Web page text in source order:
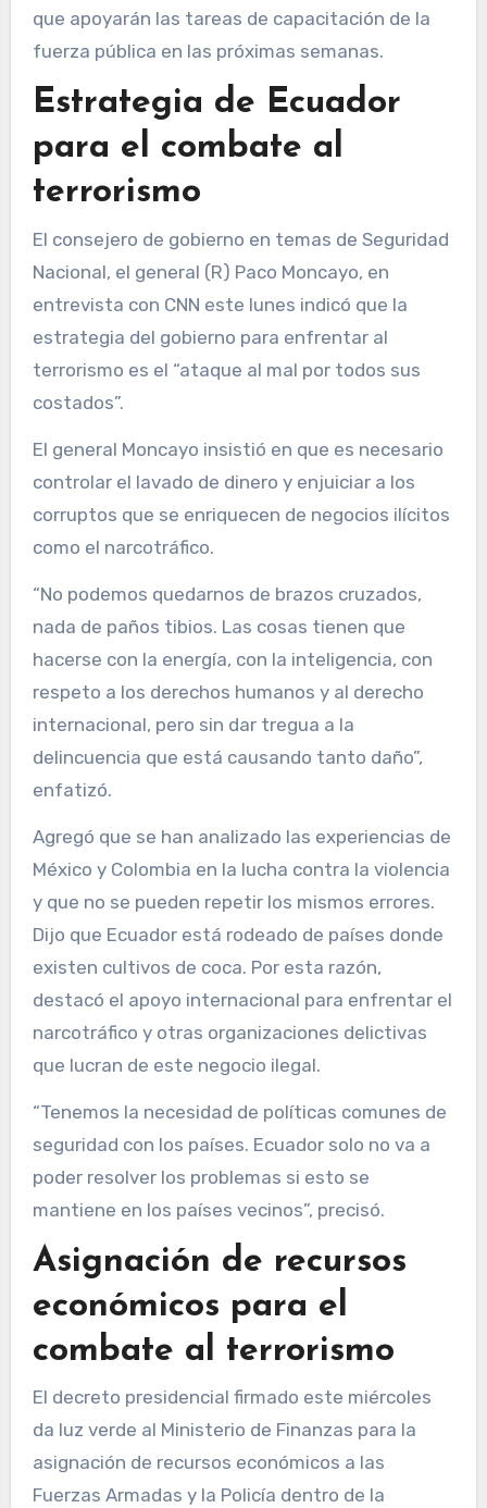
que apoyarán las tareas de capacitación de la
fuerza pública en las próximas semanas.
Estrategia de Ecuador
para el combate al
terrorismo
El consejero de gobierno en temas de Seguridad
Nacional, el general (R) Paco Moncayo, en
entrevista con CNN este lunes indicó que la
estrategia del gobierno para enfrentar al
terrorismo es el “ataque al mal por todos sus
costados”.
El general Moncayo insistió en que es necesario
controlar el lavado de dinero y enjuiciar a los
corruptos que se enriquecen de negocios ilícitos
como el narcotráfico.
“No podemos quedarnos de brazos cruzados,
nada de paños tibios. Las cosas tienen que
hacerse con la energía, con la inteligencia, con
respeto a los derechos humanos y al derecho
internacional, pero sin dar tregua a la
delincuencia que está causando tanto daño”,
enfatizó.
Agregó que se han analizado las experiencias de
México y Colombia en la lucha contra la violencia
y que no se pueden repetir los mismos errores.
Dijo que Ecuador está rodeado de países donde
existen cultivos de coca. Por esta razón,
destacó el apoyo internacional para enfrentar el
narcotráfico y otras organizaciones delictivas
que lucran de este negocio ilegal.
“Tenemos la necesidad de políticas comunes de
seguridad con los países. Ecuador solo no va a
poder resolver los problemas si esto se
mantiene en los países vecinos”, precisó.
Asignación de recursos
económicos para el
combate al terrorismo
El decreto presidencial firmado este miércoles
da luz verde al Ministerio de Finanzas para la
asignación de recursos económicos a las
Fuerzas Armadas y la Policía dentro de la